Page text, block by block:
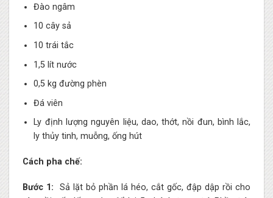
Đào ngâm
10 cây sả
10 trái tắc
1,5 lít nước
0,5 kg đường phèn
Đá viên
Ly định lượng nguyên liệu, dao, thớt, nồi đun, bình lắc,
ly thủy tinh, muỗng, ống hút
Cách pha chế:
Bước 1:
Sả lặt bỏ phần lá héo, cắt gốc, đập dập rồi cho